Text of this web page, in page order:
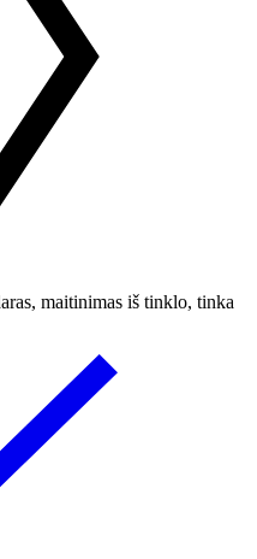
maitinimas iš tinklo, tinka